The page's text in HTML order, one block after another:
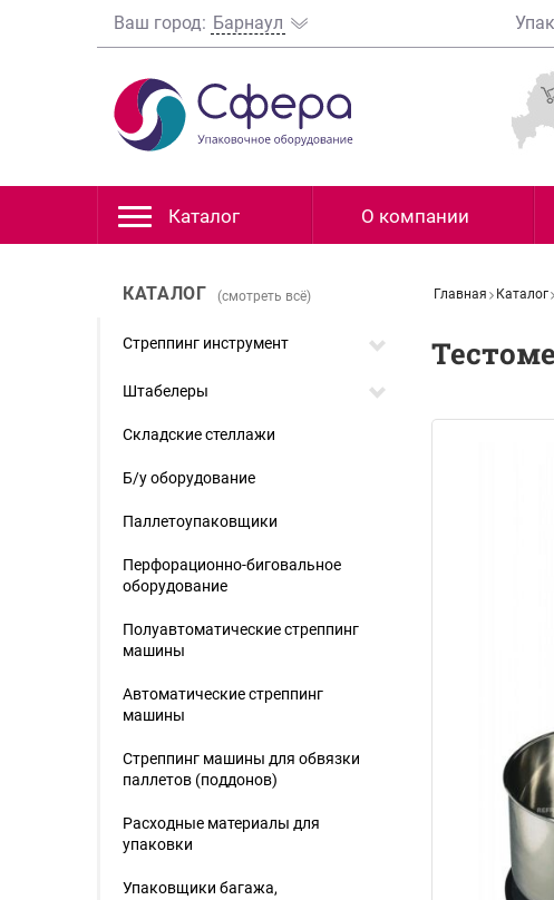
Ваш город: Барнаул
Каталог О компании
Главная Каталог
КАТАЛОГ (смотреть всё)
Стреппинг инструмент
Штабелеры
Складские стеллажи
Б/у оборудование
Паллетоупаковщики
Перфорационно-биговальное
оборудование
Полуавтоматические стреппинг
машины
Автоматические стреппинг
машины
Стреппинг машины для обвязки
паллетов (поддонов)
Расходные материалы для
упаковки
Упаковщики багажа,